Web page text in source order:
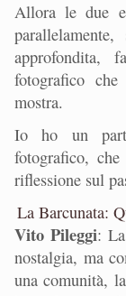
Allora le due
approfondita,
fotografico
mostra.
Io ho un
fotografico,
riflessione sul
La Barcunata:
Vito Pileggi:
nostalgia, ma
una comunità,